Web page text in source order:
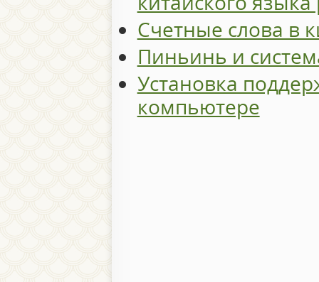
Счетные слова в
Пиньинь и
Установка
компьютере